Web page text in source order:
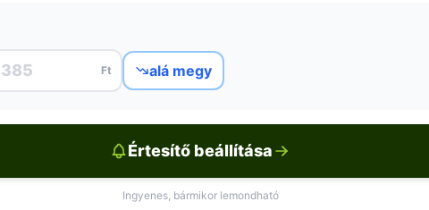
Ft alá megy
Értesítő beállítása
Ingyenes, bármikor lemondható